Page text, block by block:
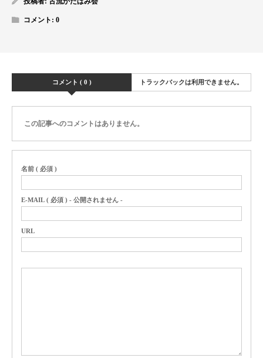
コメント: 0
コメント ( 0 ) トラックバックは利用できません。
この記事へのコメントはありません。
名前 ( 必須 )
E-MAIL ( 必須 ) - 公開されません -
URL